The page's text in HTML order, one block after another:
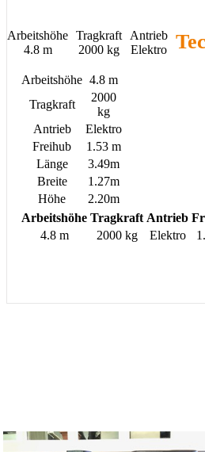
Arbeitshöhe
4.8 m
Tragkraft
2000 kg
Antrieb
Elektro
Arbeitshöhe 4.8 m
Tragkraft
2000
kg
Antrieb
Elektro
Freihub
1.53 m
Länge
3.49m
Breite
1.27m
Höhe
2.20m
Arbeitshöhe Tragkraft Antrieb
4.8 m
2000 kg Elektro